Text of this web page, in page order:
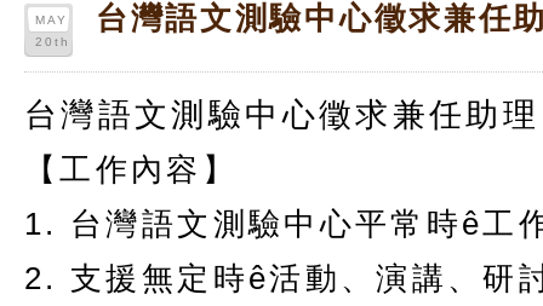
MAY
20th
台灣語文測驗中心徵求兼任
台灣語文測驗中心徵求兼任助
【工作內容】
1. 台灣語文測驗中心平常時ê工
2. 支援無定時ê活動、演講、研